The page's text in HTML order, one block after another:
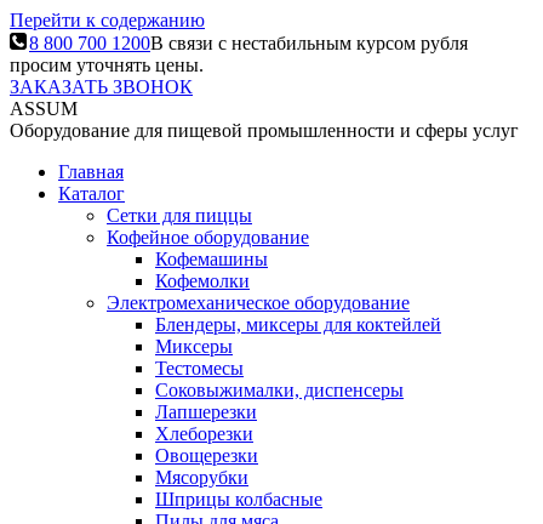
Перейти к содержанию
8 800 700 1200В связи с нестабильным курсом рубля
просим уточнять цены.
ЗАКАЗАТЬ ЗВОНОК
ASSUM
Оборудование для пищевой промышленности и сферы услуг
Главная
Каталог
Сетки для пиццы
Кофейное оборудование
Кофемашины
Кофемолки
Электромеханическое оборудование
Блендеры, миксеры для коктейлей
Миксеры
Тестомесы
Соковыжималки, диспенсеры
Лапшерезки
Хлеборезки
Овощерезки
Мясорубки
Шприцы колбасные